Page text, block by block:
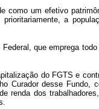
como um efetivo
a
que emprega
do FGTS e
Curador desse Fundo,
renda dos